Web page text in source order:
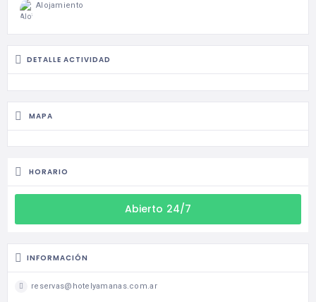
Alojamiento
DETALLE ACTIVIDAD
MAPA
HORARIO
Abierto 24/7
INFORMACIÓN
reservas@hotelyamanas.com.ar